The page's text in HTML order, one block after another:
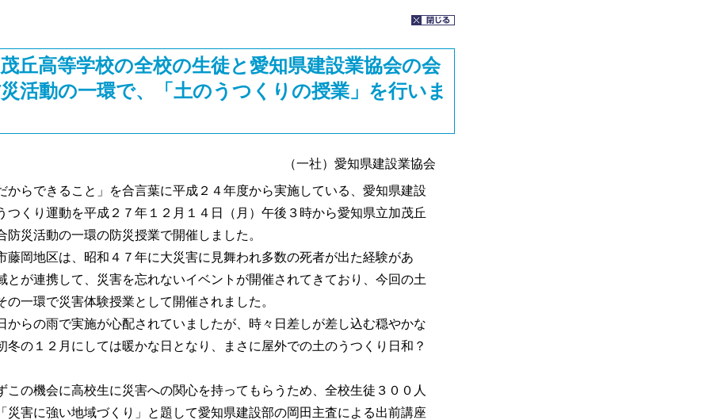
丘高等学校の全校の生徒と愛知県建設業協会の会
活動の一環で、「土のうつくりの授業」を行いま
（一社）愛知県建設業協会
らできること」を合言葉に平成２４年度から実施している、愛知県建設
つくり運動を平成２７年１２月１４日（月）午後３時から愛知県立加茂丘
防災活動の一環の防災授業で開催しました。
岡地区は、昭和４７年に大災害に見舞われ多数の死者が出た経験があ
とが連携して、災害を忘れないイベントが開催されてきており、今回の土
の一環で災害体験授業として開催されました。
らの雨で実施が心配されていましたが、時々日差しが差し込む穏やかな
冬の１２月にしては暖かな日となり、まさに屋外での土のうつくり日和？
の機会に高校生に災害への関心を持ってもらうため、全校生徒３００人
災害に強い地域づくり」と題して愛知県建設部の岡田主査による出前講座